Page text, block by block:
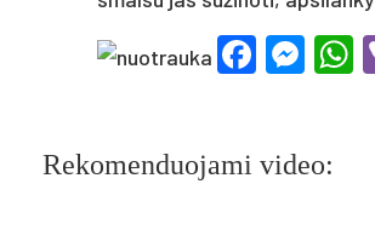
Rekomenduojami video: